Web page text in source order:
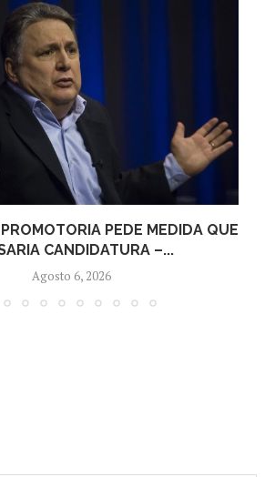
PEDE MEDIDA QUE
CANDIDATURA –...
Agosto 6, 2026